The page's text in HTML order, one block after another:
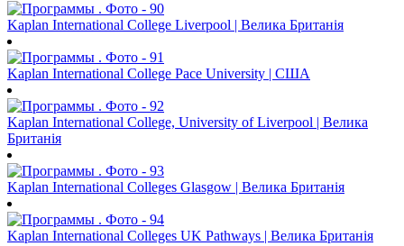
Kaplan International College Liverpool | Велика Британія
Kaplan International College Pace University | США
Kaplan International College, University of Liverpool | Велика
Британія
Kaplan International Colleges Glasgow | Велика Британія
Kaplan International Colleges UK Pathways | Велика Британія